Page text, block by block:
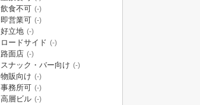
飲食不可 (-)
即営業可 (-)
好立地 (-)
ロードサイド (-)
路面店 (-)
スナック・バー向け (-)
物販向け (-)
事務所可 (-)
高層ビル (-)